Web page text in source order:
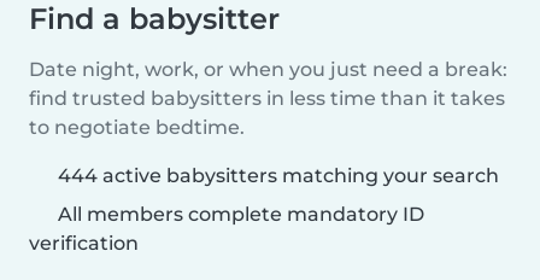
Find a babysitter
Date night, work, or when you just need a break:
find trusted babysitters in less time than it takes
to negotiate bedtime.
444 active babysitters matching your search
All members complete mandatory ID
verification